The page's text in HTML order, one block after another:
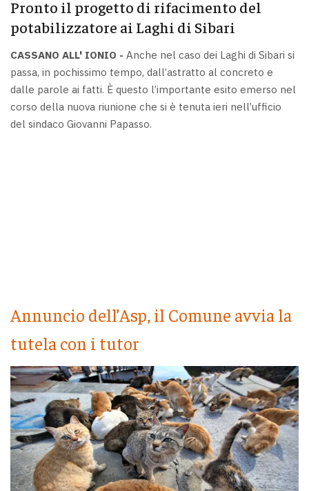
Pronto il progetto di rifacimento del
potabilizzatore ai Laghi di Sibari
CASSANO ALL' IONIO - Anche nel caso dei Laghi di Sibari si
passa, in pochissimo tempo, dall’astratto al concreto e
dalle parole ai fatti. È questo l’importante esito emerso nel
corso della nuova riunione che si è tenuta ieri nell’ufficio
del sindaco Giovanni Papasso.
Annuncio dell’Asp, il Comune avvia la
tutela con i tutor